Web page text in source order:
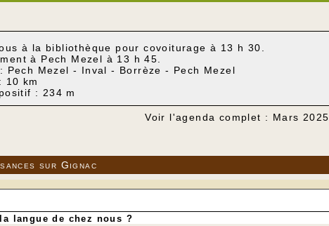
à la bibliothèque pour covoiturage à 13 h 30.
à Pech Mezel à 13 h 45.
Pech Mezel - Inval - Borrèze - Pech Mezel
10 km
: 234 m
Voir l'agenda complet : Mars 2025
sur Gignac
langue de chez nous ?